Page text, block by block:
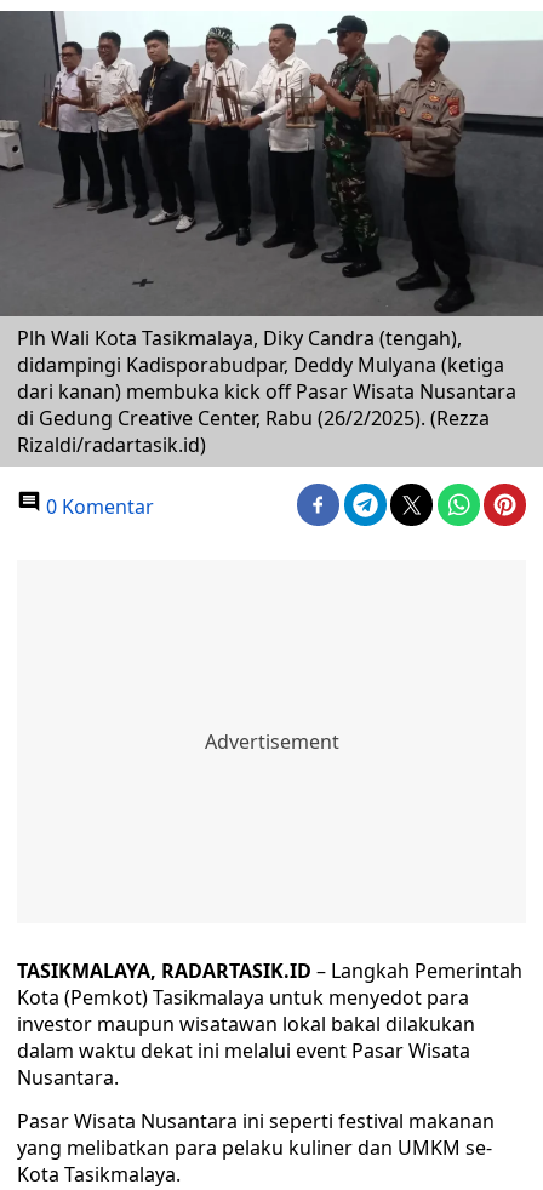
Plh Wali Kota Tasikmalaya, Diky Candra (tengah),
didampingi Kadisporabudpar, Deddy Mulyana (ketiga
dari kanan) membuka kick off Pasar Wisata Nusantara
di Gedung Creative Center, Rabu (26/2/2025). (Rezza
Rizaldi/radartasik.id)
0 Komentar
TASIKMALAYA, RADARTASIK.ID – Langkah Pemerintah
Kota (Pemkot) Tasikmalaya untuk menyedot para
investor maupun wisatawan lokal bakal dilakukan
dalam waktu dekat ini melalui event Pasar Wisata
Nusantara.
Pasar Wisata Nusantara ini seperti festival makanan
yang melibatkan para pelaku kuliner dan UMKM se-
Kota Tasikmalaya.